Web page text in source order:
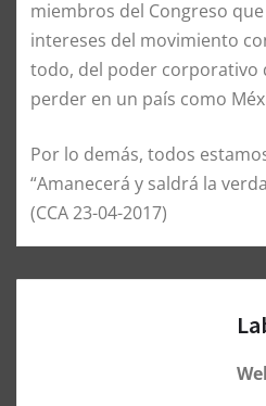
miembros del Congreso
intereses del movimiento
todo, del poder corporativo
perder en un país como
Por lo demás, todos
“Amanecerá y saldrá la
(CCA 23-04-2017)